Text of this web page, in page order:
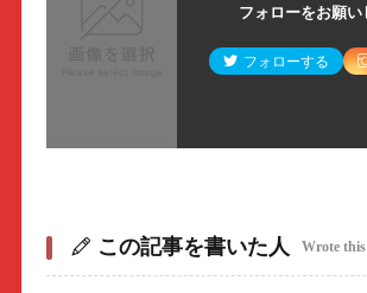
フォローをお願い
フォローする
この記事を書いた人 Wrote